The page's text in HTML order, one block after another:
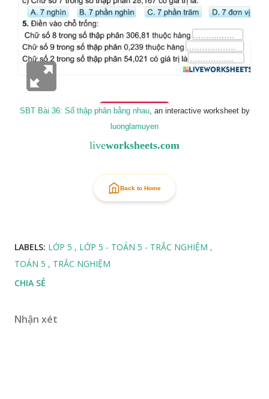
SBT Bài 36: Số thập phân bằng nhau, an interactive worksheet by
luonglamuyen
liveworksheets.com
Back to Home
LABELS: LỚP 5
LỚP 5 - TOÁN 5 - TRẮC NGHIỆM
TOÁN 5
TRẮC NGHIỆM
CHIA SẺ
Nhận xét